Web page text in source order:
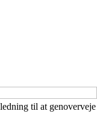
til at genoverveje